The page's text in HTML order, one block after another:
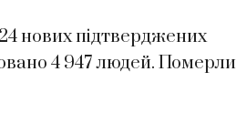
нових підтверджених
4 947 людей. Померли